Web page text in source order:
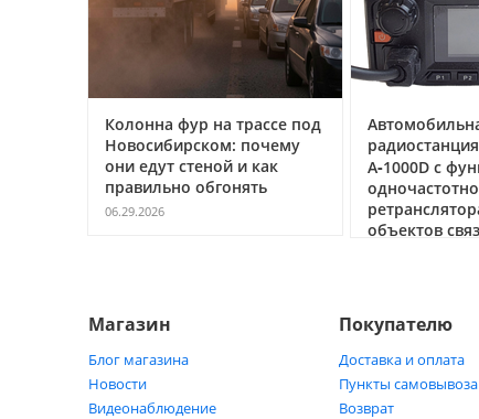
фур на трассе под
почему
едут стеной и как
обгонять
Автомобильная цифровая
радиостанция АРГУТ
А‑1000D с функцией
одночастотного
ретранслятора для
объектов связи под ключ
Магазин
Блог магазина
Новости
Видеонаблюдение
Покупателю
Доставка и оплата
Пункты самовывоза
Возврат